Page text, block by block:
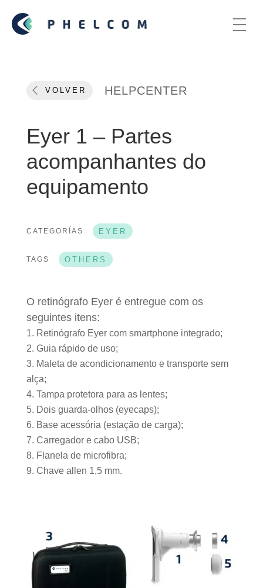
VOLVER HELPCENTER
Eyer 1 – Partes
acompanhantes do
equipamento
CATEGORÍAS EYER
TAGS OTHERS
O retinógrafo Eyer é entregue com os
seguintes itens:
Retinógrafo Eyer com smartphone integrado;
Guia rápido de uso;
Maleta de acondicionamento e transporte sem
alça;
Tampa protetora para as lentes;
Dois guarda-olhos (eyecaps);
Base acessória (estação de carga);
Carregador e cabo USB;
Flanela de microfibra;
Chave allen 1,5 mm.